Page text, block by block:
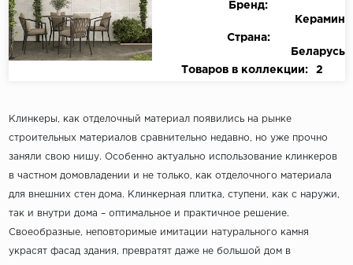
Бренд:
Керамин
Страна:
Беларусь
Товаров в коллекции:
2
Клинкеры, как отделочный материал появились на рынке
строительных материалов сравнительно недавно, но уже прочно
заняли свою нишу. Особенно актуально использование клинкеров
в частном домовладении и не только, как отделочного материала
для внешних стен дома. Клинкерная плитка, ступени, как с наружи,
так и внутри дома – оптимальное и практичное решение.
Своеобразные, неповторимые имитации натурального камня
украсят фасад здания, превратят даже не большой дом в